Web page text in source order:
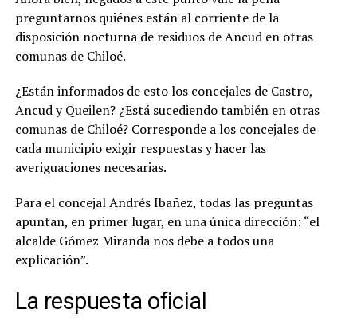
preguntarnos quiénes están al corriente de la
disposición nocturna de residuos de Ancud en otras
comunas de Chiloé.
¿Están informados de esto los concejales de Castro,
Ancud y Queilen? ¿Está sucediendo también en otras
comunas de Chiloé? Corresponde a los concejales de
cada municipio exigir respuestas y hacer las
averiguaciones necesarias.
Para el concejal Andrés Ibañez, todas las preguntas
apuntan, en primer lugar, en una única dirección: “el
alcalde Gómez Miranda nos debe a todos una
explicación”.
La respuesta oficial